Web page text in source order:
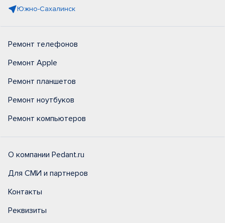
Южно-Сахалинск
Ремонт телефонов
Ремонт Apple
Ремонт планшетов
Ремонт ноутбуков
Ремонт компьютеров
О компании Pedant.ru
Для СМИ и партнеров
Контакты
Реквизиты